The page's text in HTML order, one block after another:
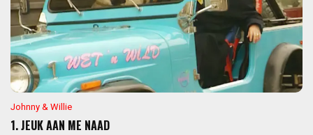
Johnny & Willie
1. JEUK AAN ME NAAD